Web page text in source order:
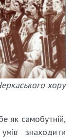
хору
як самобутній,
знаходити